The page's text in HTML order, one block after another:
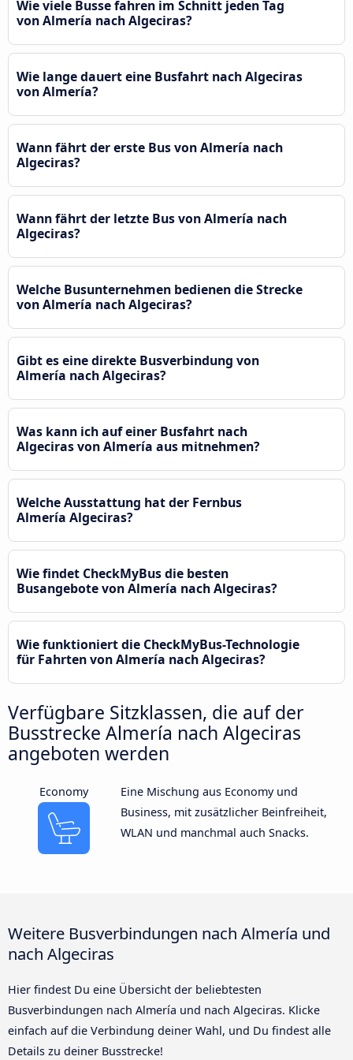
Wie viele Busse fahren im Schnitt jeden Tag
von Almería nach Algeciras?
Wie lange dauert eine Busfahrt nach Algeciras
von Almería?
Wann fährt der erste Bus von Almería nach
Algeciras?
Wann fährt der letzte Bus von Almería nach
Algeciras?
Welche Busunternehmen bedienen die Strecke
von Almería nach Algeciras?
Gibt es eine direkte Busverbindung von
Almería nach Algeciras?
Was kann ich auf einer Busfahrt nach
Algeciras von Almería aus mitnehmen?
Welche Ausstattung hat der Fernbus
Almería Algeciras?
Wie findet CheckMyBus die besten
Busangebote von Almería nach Algeciras?
Wie funktioniert die CheckMyBus-Technologie
für Fahrten von Almería nach Algeciras?
Verfügbare Sitzklassen, die auf der
Busstrecke Almería nach Algeciras
angeboten werden
Economy
Eine Mischung aus Economy und
Business, mit zusätzlicher Beinfreiheit,
WLAN und manchmal auch Snacks.
Weitere Busverbindungen nach Almería und
nach Algeciras
Hier findest Du eine Übersicht der beliebtesten
Busverbindungen nach Almería und nach Algeciras. Klicke
einfach auf die Verbindung deiner Wahl, und Du findest alle
Details zu deiner Busstrecke!